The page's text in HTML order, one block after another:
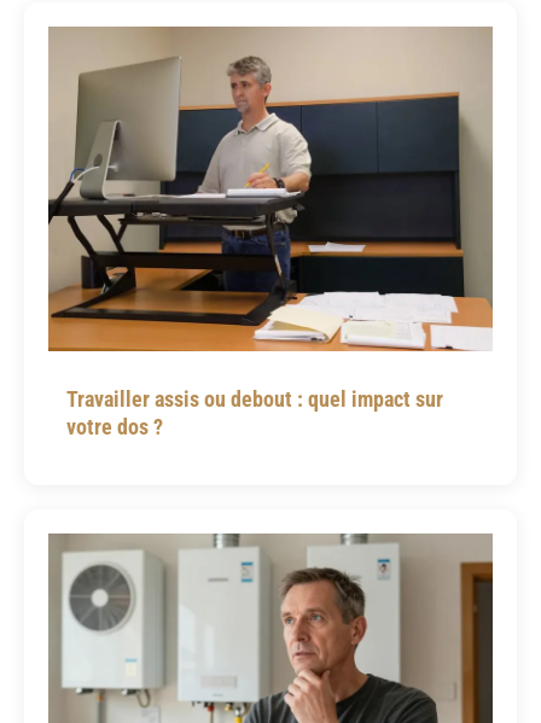
Travailler assis ou debout : quel impact sur
votre dos ?